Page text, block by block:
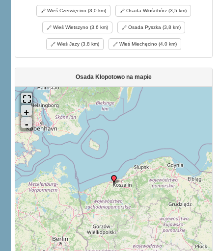
Wieś Czerwięcino (3,0 km) Osada Włościbórz (3,5 km)
Wieś Wietszyno (3,6 km) Osada Pyszka (3,8 km)
Wieś Jazy (3,8 km) Wieś Miechęcino (4,0 km)
Osada Kłopotowo na mapie